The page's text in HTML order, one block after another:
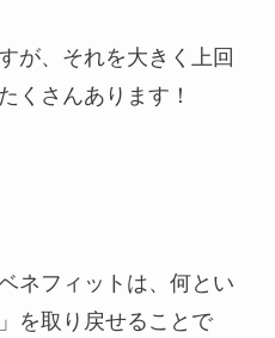
が、それを大きく上回
くさんあります！
ネフィットは、何とい
を取り戻せることで